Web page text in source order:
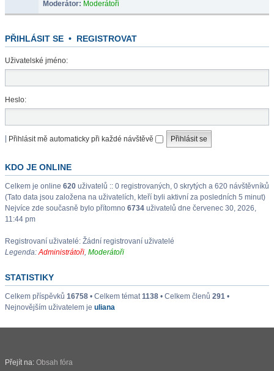
Moderátor: Moderátoři
PŘIHLÁSIT SE • REGISTROVAT
Uživatelské jméno:
Heslo:
Přihlásit mě automaticky při každé návštěvě
KDO JE ONLINE
Celkem je online 620 uživatelů :: 0 registrovaných, 0 skrytých a 620 návštěvníků
(Tato data jsou založena na uživatelích, kteří byli aktivní za posledních 5 minut)
Nejvíce zde současně bylo přítomno 6734 uživatelů dne červenec 30, 2026,
11:44 pm
Registrovaní uživatelé: Žádní registrovaní uživatelé
Legenda:Administrátoři, Moderátoři
STATISTIKY
Celkem příspěvků 16758 • Celkem témat1138 • Celkem členů 291 •
Nejnovějším uživatelem je uliana
Přejít na: Obsah fóra